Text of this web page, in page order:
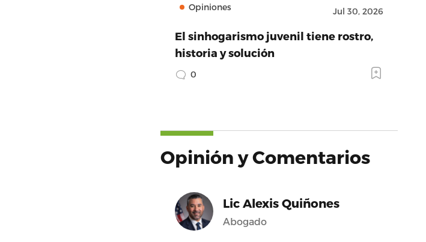
Opiniones Jul 30, 2026
El sinhogarismo juvenil tiene rostro,
historia y solución
0
Opinión y Comentarios
Lic Alexis Quiñones
Abogado